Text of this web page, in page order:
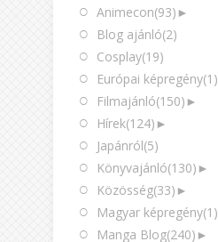
Animecon(93) ►
Blog ajánló(2)
Cosplay(19)
Európai képregény(1)
Filmajánló(150) ►
Hírek(124) ►
Japánról(5)
Könyvajánló(130) ►
Közösség(33) ►
Magyar képregény(1)
Manga Blog(240) ►